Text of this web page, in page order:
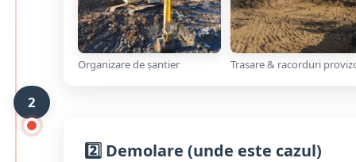
Organizare de șantier Trasare & racorduri
2
2️⃣ Demolare (unde este cazul)